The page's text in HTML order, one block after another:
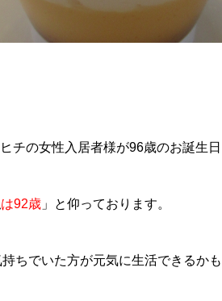
チの女性入居者様が96歳のお誕生
は92歳 」と仰っております。
ちでいた方が元気に生活できるかも